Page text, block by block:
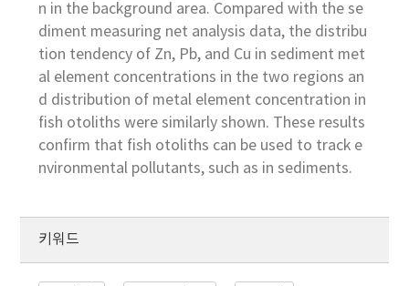
n in the background area. Compared with the se
diment measuring net analysis data, the distribu
tion tendency of Zn, Pb, and Cu in sediment met
al element concentrations in the two regions an
d distribution of metal element concentration in
fish otoliths were similarly shown. These results
confirm that fish otoliths can be used to track e
nvironmental pollutants, such as in sediments.
키워드